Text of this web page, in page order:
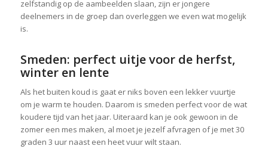
zelfstandig op de aambeelden slaan, zijn er jongere
deelnemers in de groep dan overleggen we even wat mogelijk
is.
Smeden: perfect uitje voor de herfst,
winter en lente
Als het buiten koud is gaat er niks boven een lekker vuurtje
om je warm te houden. Daarom is smeden perfect voor de wat
koudere tijd van het jaar. Uiteraard kan je ook gewoon in de
zomer een mes maken, al moet je jezelf afvragen of je met 30
graden 3 uur naast een heet vuur wilt staan.